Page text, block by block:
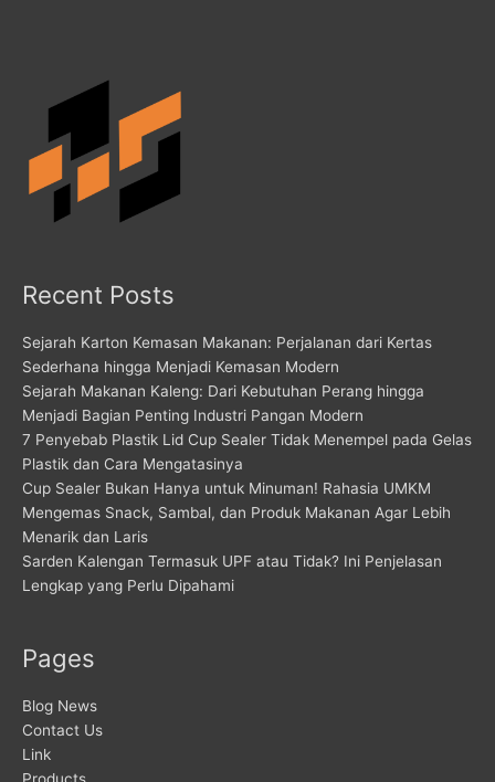
Recent Posts
Sejarah Karton Kemasan Makanan: Perjalanan dari Kertas
Sederhana hingga Menjadi Kemasan Modern
Sejarah Makanan Kaleng: Dari Kebutuhan Perang hingga
Menjadi Bagian Penting Industri Pangan Modern
7 Penyebab Plastik Lid Cup Sealer Tidak Menempel pada Gelas
Plastik dan Cara Mengatasinya
Cup Sealer Bukan Hanya untuk Minuman! Rahasia UMKM
Mengemas Snack, Sambal, dan Produk Makanan Agar Lebih
Menarik dan Laris
Sarden Kalengan Termasuk UPF atau Tidak? Ini Penjelasan
Lengkap yang Perlu Dipahami
Pages
Blog News
Contact Us
Link
Products